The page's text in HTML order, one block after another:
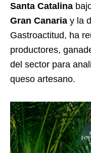
Santa Catalina
Gran Canaria y la
Gastroactitud, ha
productores,
del sector para
queso artesano.